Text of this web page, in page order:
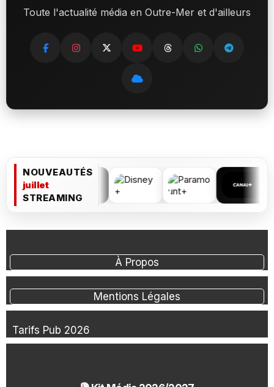
Toute l'actualité média en Outre-Mer et d'ailleurs
NOUVEAUTÉS
juillet
STREAMING
À Propos
Mentions Légales
Tarifs Pub 2026